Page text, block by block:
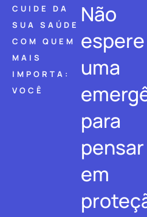
CUIDE DA
SUA SAÚDE
COM QUEM
MAIS
IMPORTA:
VOCÊ
Não
espere
uma
para
pensar
em